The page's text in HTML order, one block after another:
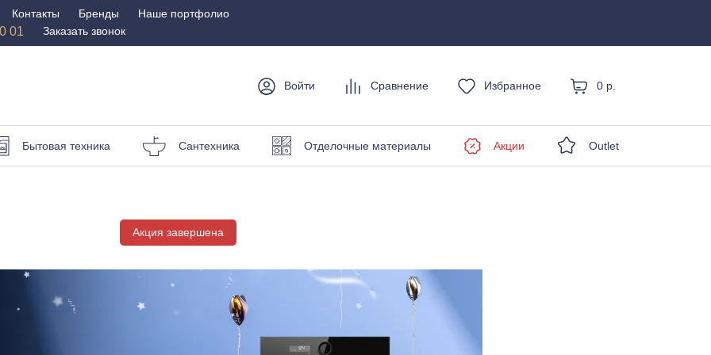
Контакты Бренды Наше портфолио
01 Заказать звонок
Войти Сравнение Избранное 0 р.
Бытовая техника Сантехника Отделочные материалы Акции Outlet
стулья
спальни
Наматрасники
Кресла для офиса Шезлонги и зонты
Акция завершена